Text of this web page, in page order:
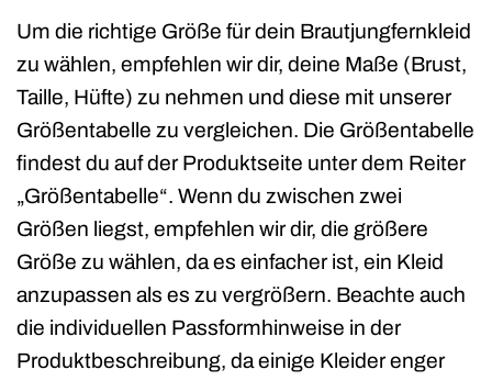
Um die richtige Größe für dein Brautjungfernkleid
zu wählen, empfehlen wir dir, deine Maße (Brust,
Taille, Hüfte) zu nehmen und diese mit unserer
Größentabelle zu vergleichen. Die Größentabelle
findest du auf der Produktseite unter dem Reiter
„Größentabelle“. Wenn du zwischen zwei
Größen liegst, empfehlen wir dir, die größere
Größe zu wählen, da es einfacher ist, ein Kleid
anzupassen als es zu vergrößern. Beachte auch
die individuellen Passformhinweise in der
Produktbeschreibung, da einige Kleider enger